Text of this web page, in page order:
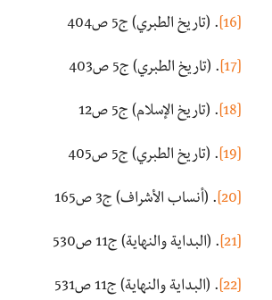
[16] . (تاريخ الطبري) ج5 ص404
[17] . (تاريخ الطبري) ج5 ص403
[18] . (تاريخ الإسلام) ج5 ص12
[19] . (تاريخ الطبري) ج5 ص405
[20] . (أنساب الأشراف) ج3 ص165
[21] . (البداية والنهاية) ج11 ص530
[22] . (البداية والنهاية) ج11 ص531